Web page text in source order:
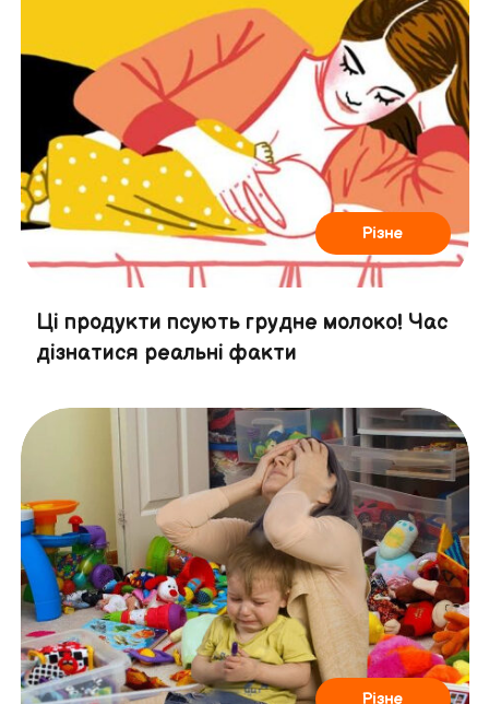
Різне
Ці продукти псують грудне молоко! Час
дізнатися реальні факти
Різне